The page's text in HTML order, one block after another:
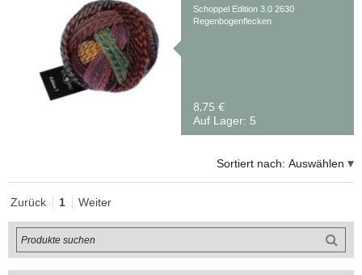
Schoppel Edition 3.0 2630
Regenbogenflecken
8,75 €
Auf Lager: 5
Sortiert nach: Auswählen
Zurück 1 Weiter